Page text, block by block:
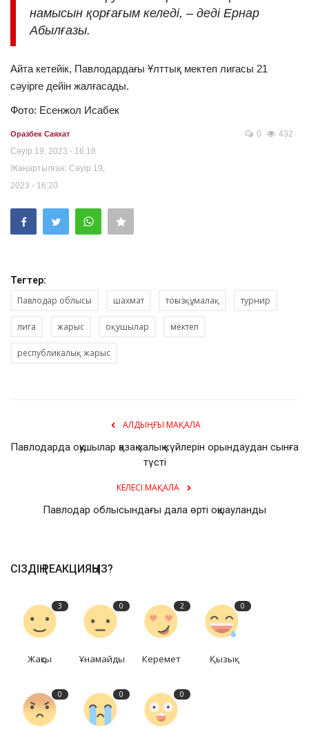
намысын қорғағым келеді, – деді Ернар
Абылғазы.
Айта кетейік, Павлодардағы Ұлттық мектеп лигасы 21
сәуірге дейін жалғасады.
Фото: Есенжол Исабек
Оразбек Саяхат
Сәуір 19, 2023 - 16:18
Жаңартылған: Сәуір 19,
2023 - 16:20
0 432
Тегтер:
Павлодар облысы шахмат тоғызқұмалақ турнир
лига жарыс оқушылар мектеп
республикалық жарыс
АЛДЫҢҒЫ МАҚАЛА
Павлодарда оқушылар қазақ халық күйлерін орындаудан сынға
түсті
КЕЛЕСІ МАҚАЛА
Павлодар облысындағы дала өрті оқшауланды
СІЗДІҢ РЕАКЦИЯҢЫЗ?
3
Жақсы
0
Ұнамайды
2
Керемет
0
Қызық
0 0 0